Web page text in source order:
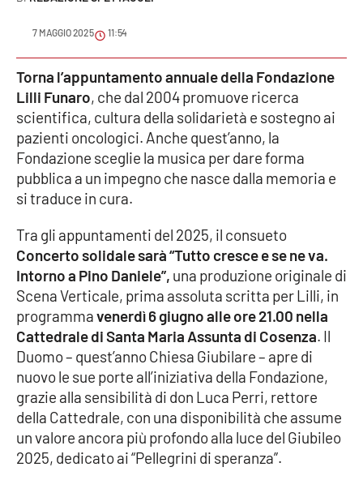
Editoriali
Ambiente
Cronaca
Cultura
Economia e Lavoro
Politica
Sanità
Società
Sport
RUBRICHE
7 MAGGIO 2025 11:54
Torna l’appuntamento annuale della Fondazione
Lilli Funaro, che dal 2004 promuove ricerca
scientifica, cultura della solidarietà e sostegno ai
pazienti oncologici. Anche quest’anno, la
Fondazione sceglie la musica per dare forma
pubblica a un impegno che nasce dalla memoria e
si traduce in cura.
Tra gli appuntamenti del 2025, il consueto
Concerto solidale sarà “Tutto cresce e se ne va.
Intorno a Pino Daniele”, una produzione originale di
Scena Verticale, prima assoluta scritta per Lilli, in
programmavenerdì 6 giugno alle ore 21.00 nella
Cattedrale di Santa Maria Assunta di Cosenza. Il
Duomo – quest’anno Chiesa Giubilare – apre di
nuovo le sue porte all’iniziativa della Fondazione,
grazie alla sensibilità di don Luca Perri, rettore
della Cattedrale, con una disponibilità che assume
un valore ancora più profondo alla luce del Giubileo
2025, dedicato ai “Pellegrini di speranza”.